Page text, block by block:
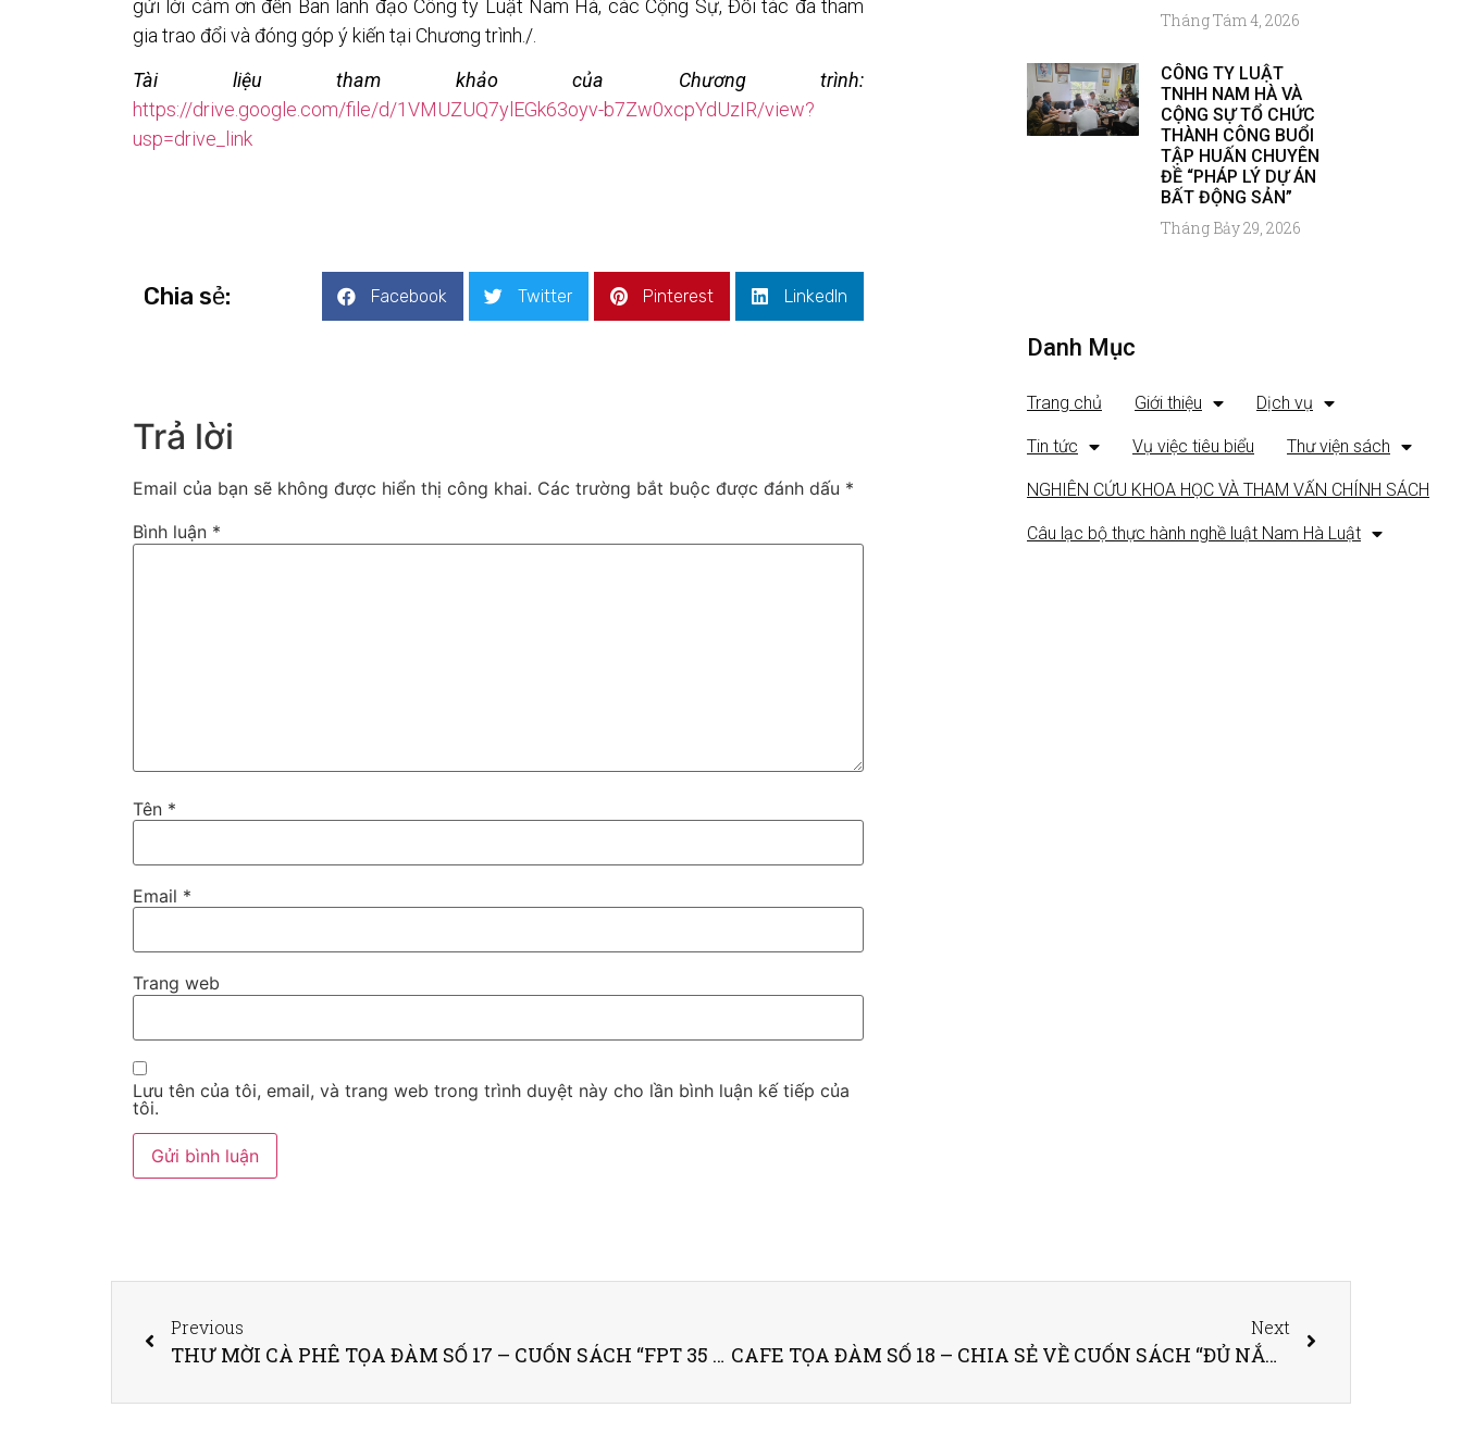
gửi lời cảm ơn đến Ban lãnh đạo Công ty Luật Nam Hà, các Cộng Sự, Đối tác đã tham
gia trao đổi và đóng góp ý kiến tại Chương trình./.
Tài liệu tham khảo của Chương trình:
https://drive.google.com/file/d/1VMUZUQ7ylEGk63oyv-b7Zw0xcpYdUzIR/view?
usp=drive_link
Chia sẻ: Facebook Twitter Pinterest LinkedIn
Trả lời
Email của bạn sẽ không được hiển thị công khai. Các trường bắt buộc được đánh dấu *
Bình luận *
Tên *
Email *
Trang web
Lưu tên của tôi, email, và trang web trong trình duyệt này cho lần bình luận kế tiếp của
tôi.
Tháng Tám 4, 2026
CÔNG TY LUẬT
TNHH NAM HÀ VÀ
CỘNG SỰ TỔ CHỨC
THÀNH CÔNG BUỔI
TẬP HUẤN CHUYÊN
ĐỀ “PHÁP LÝ DỰ ÁN
BẤT ĐỘNG SẢN”
Tháng Bảy 29, 2026
Danh Mục
Trang chủ Giới thiệu Dịch vụ
Tin tức Vụ việc tiêu biểu Thư viện sách
NGHIÊN CỨU KHOA HỌC VÀ THAM VẤN CHÍNH SÁCH
Câu lạc bộ thực hành nghề luật Nam Hà Luật
Previous
THƯ MỜI CÀ PHÊ TỌA ĐÀM SỐ 17 – CUỐN SÁCH “FPT 35 NĂM – TỪ TAY TRẮNG ĐẾN TẬP ĐOÀN TOÀN CẦU”
Next
CAFE TỌA ĐÀM SỐ 18 – CHIA SẺ VỀ CUỐN SÁCH “ĐỦ NẮNG THÌ HOA SẼ NỞ – VẬN DỤNG TRONG HÀNH NGHỀ LUẬT”.